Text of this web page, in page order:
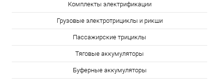
Комплекты электрификации
Грузовые электротрициклы и рикши
Пассажирские трициклы
Тяговые аккумуляторы
Буферные аккумуляторы